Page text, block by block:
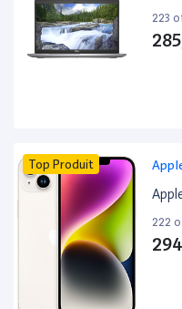
223
Top Produit
222